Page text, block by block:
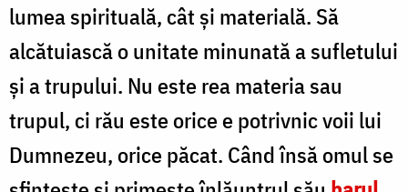
lumea spirituală, cât și materială. Să
alcătuiască o unitate minunată a sufletului
și a trupului. Nu este rea materia sau
trupul, ci rău este orice e potrivnic voii lui
Dumnezeu, orice păcat. Când însă omul se